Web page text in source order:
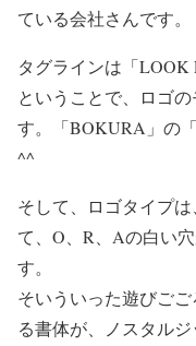
ている会社さんです。
タグラインは「LOOK
ということで、ロゴ
す。「BOKURA」の
^^
そして、ロゴタイプ
て、O、R、Aの白い
す。
そいういった遊びご
る書体が、ノスタル